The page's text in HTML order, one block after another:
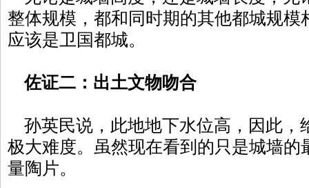
整体规模，都和同时期的其他都城规模
应该是卫国都城。
佐证二：出土文物吻合
孙英民说，此地地下水位高，因此，
极大难度。虽然现在看到的只是城墙的
量陶片。